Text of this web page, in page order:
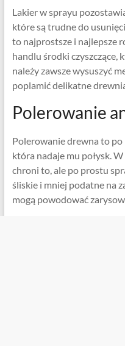
Lakier w sprayu
które są trudne do
to najprostsze i najlepsze
handlu środki czyszczące,
należy zawsze wysuszyć
poplamić delikatne
Polerowanie
Polerowanie drewna to
która nadaje mu połysk.
chroni to, ale po prostu
śliskie i mniej podatne na
mogą powodować